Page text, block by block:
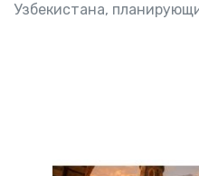
Узбекистана,